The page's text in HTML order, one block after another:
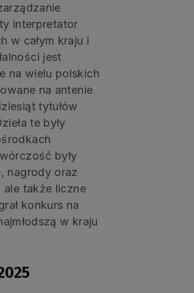
interpretator
w całym kraju i
jest
na wielu polskich
na antenie
tytułów
te były
były
nagrody oraz
także liczne
konkurs na
w kraju